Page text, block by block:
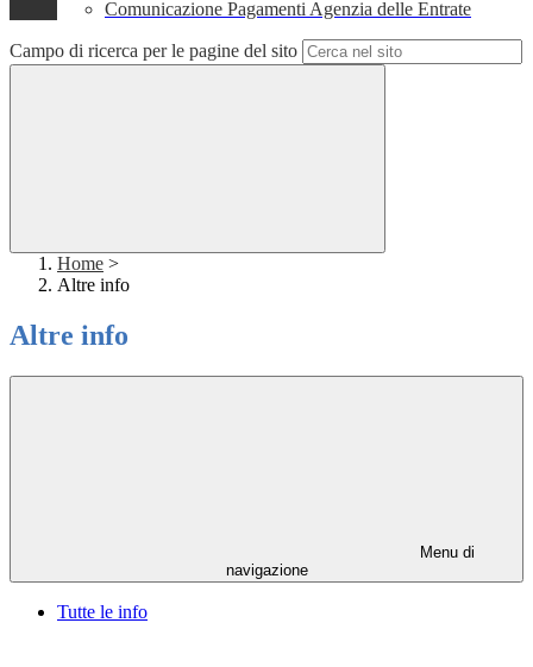
Comunicazione Pagamenti Agenzia delle Entrate
Campo di ricerca per le pagine del sito
Home >
Altre info
Altre info
Menu di
navigazione
Tutte le info